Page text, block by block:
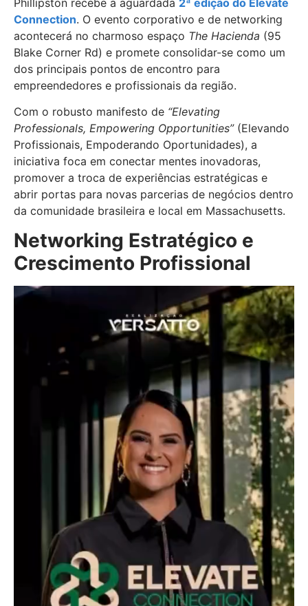
Connection. O evento corporativo e de networking
acontecerá no charmoso espaço The Hacienda (95
Blake Corner Rd) e promete consolidar-se como um
dos principais pontos de encontro para
empreendedores e profissionais da região.
Com o robusto manifesto de “Elevating
Professionals, Empowering Opportunities”(Elevando
Profissionais, Empoderando Oportunidades), a
iniciativa foca em conectar mentes inovadoras,
promover a troca de experiências estratégicas e
abrir portas para novas parcerias de negócios dentro
da comunidade brasileira e local em Massachusetts.
Networking Estratégico e
Crescimento Profissional